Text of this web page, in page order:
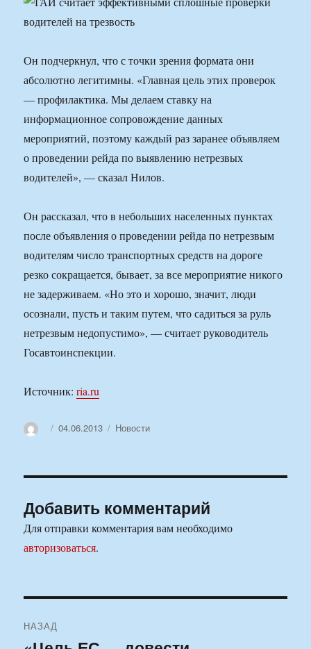
Он подчеркнул, что с точки зрения формата они
абсолютно легитимны. «Главная цель этих проверок
— профилактика. Мы делаем ставку на
информационное сопровождение данных
мероприятий, поэтому каждый раз заранее объявляем
о проведении рейда по выявлению нетрезвых
водителей», — сказал Нилов.
Он рассказал, что в небольших населенных пунктах
после объявления о проведении рейда по нетрезвым
водителям число транспортных средств на дороге
резко сокращается, бывает, за все мероприятие никого
не задерживаем. «Но это и хорошо, значит, люди
осознали, пусть и таким путем, что садиться за руль
нетрезвым недопустимо», — считает руководитель
Госавтоинспекции.
Источник:ria.ru
АвторОпубликовано
04.06.2013 Рубрики
Новости
Добавить комментарий
Для отправки комментария вам необходимо
авторизоваться.
по
НАЗАД